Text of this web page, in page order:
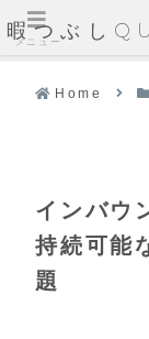
暇つぶし
Home
インバウ
持続可能
題
メニュー